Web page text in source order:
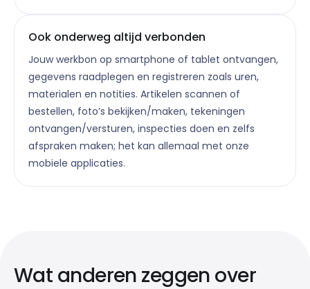
Ook onderweg altijd verbonden
Jouw werkbon op smartphone of tablet ontvangen,
gegevens raadplegen en registreren zoals uren,
materialen en notities. Artikelen scannen of
bestellen, foto’s bekijken/maken, tekeningen
ontvangen/versturen, inspecties doen en zelfs
afspraken maken; het kan allemaal met onze
mobiele applicaties.
Wat anderen zeggen over